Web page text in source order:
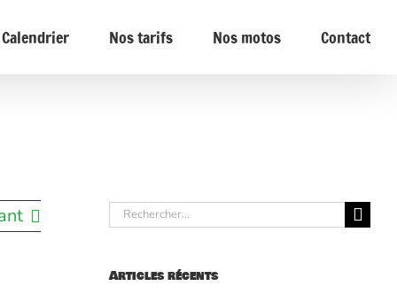
Calendrier Nos tarifs Nos motos Contact
Rechercher:
Articles récents